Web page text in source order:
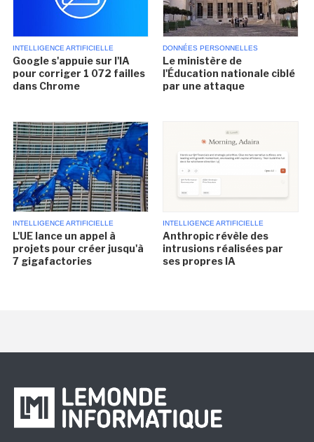
INTELLIGENCE ARTIFICIELLE
Google s'appuie sur l'IA
pour corriger 1 072 failles
dans Chrome
DONNÉES PERSONNELLES
Le ministère de
l'Éducation nationale ciblé
par une attaque
INTELLIGENCE ARTIFICIELLE
L'UE lance un appel à
projets pour créer jusqu'à
7 gigafactories
INTELLIGENCE ARTIFICIELLE
Anthropic révèle des
intrusions réalisées par
ses propres IA